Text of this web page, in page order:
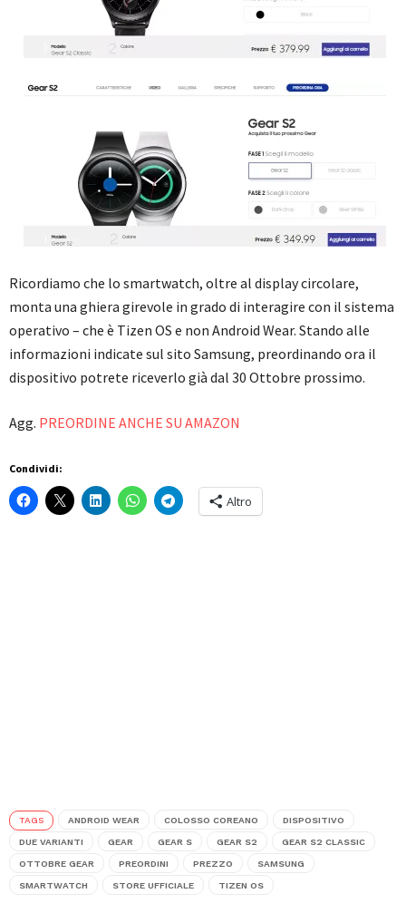
Ricordiamo che lo smartwatch, oltre al display circolare,
monta una ghiera girevole in grado di interagire con il sistema
operativo – che è Tizen OS e non Android Wear. Stando alle
informazioni indicate sul sito Samsung, preordinando ora il
dispositivo potrete riceverlo già dal 30 Ottobre prossimo.
Agg. PREORDINE ANCHE SU AMAZON
Condividi:
Altro
TAGS ANDROID WEAR COLOSSO COREANO DISPOSITIVO
DUE VARIANTI GEAR GEAR S GEAR S2 GEAR S2 CLASSIC
OTTOBRE GEAR PREORDINI PREZZO SAMSUNG
SMARTWATCH STORE UFFICIALE TIZEN OS